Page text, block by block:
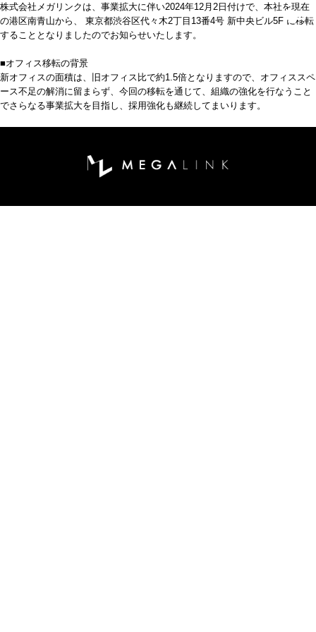
株式会社メガリンクは、事業拡大に伴い2024年12月2日付けで、本社を現在
の港区南青山から、 東京都渋谷区代々木2丁目13番4号 新中央ビル5F に移転
することとなりましたのでお知らせいたします。
■オフィス移転の背景
新オフィスの面積は、旧オフィス比で約1.5倍となりますので、オフィススペ
ース不足の解消に留まらず、今回の移転を通じて、組織の強化を行なうこと
でさらなる事業拡大を目指し、採用強化も継続してまいります。